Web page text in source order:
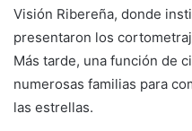
Visión Ribereña, donde
presentaron los
Más tarde, una función de
numerosas familias para
las estrellas.